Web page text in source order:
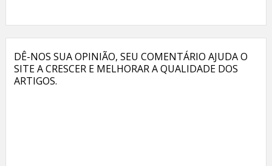
DÊ-NOS SUA OPINIÃO, SEU COMENTÁRIO AJUDA O
SITE A CRESCER E MELHORAR A QUALIDADE DOS
ARTIGOS.